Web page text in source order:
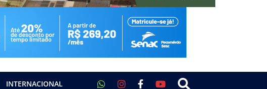
INTERNACIONAL